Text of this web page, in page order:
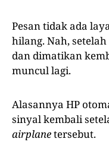
Pesan tidak ada
hilang. Nah,
dan dimatikan
muncul lagi.
Alasannya HP
sinyal kembali
airplanetersebut.